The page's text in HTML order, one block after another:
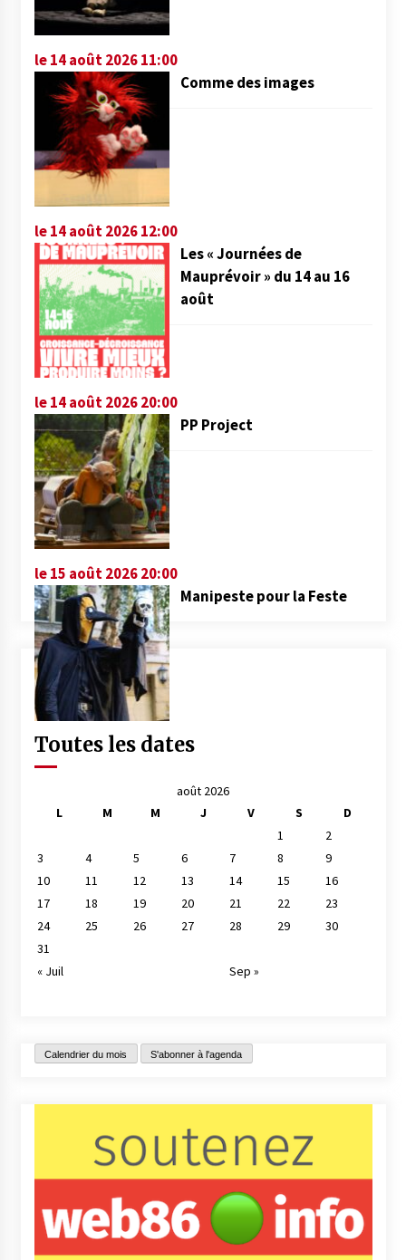
le 14 août 2026 11:00
Comme des images
le 14 août 2026 12:00
Les « Journées de
Mauprévoir » du 14 au 16
août
le 14 août 2026 20:00
PP Project
le 15 août 2026 20:00
Manipeste pour la Feste
Toutes les dates
août 2026
L
M M J V S
D
1
2
3
4 5 6 7 8
9
10
11 12 13 14 15
16
17
18 19 20 21 22
23
24
25 26 27 28 29
30
31
« Juil
Sep »
Calendrier du mois S'abonner à l'agenda